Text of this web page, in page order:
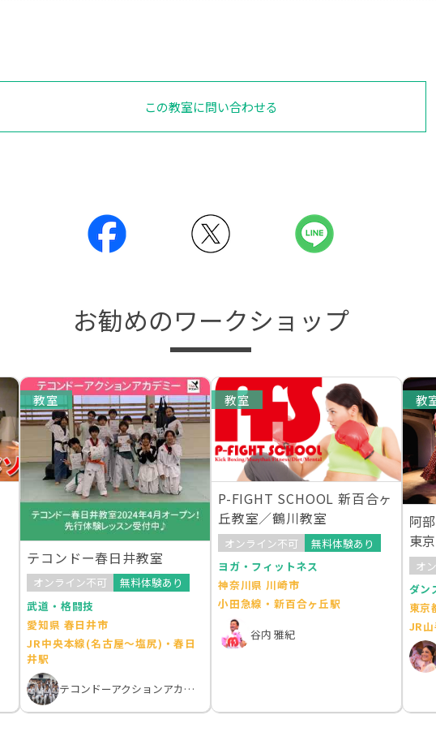
この教室に問い合わせる
お勧めのワークショップ
教室
テコンドー春日井教室
オンライン不可
無料体験あり
武道・格闘技
愛知県 春日井市
JR中央本線(名古屋～塩尻)・春日
井駅
テコンドーアクションアカデミーTAA
教室
P-FIGHT SCHOOL 新百合ヶ
丘教室／鶴川教室
オンライン不可
無料体験あり
ヨガ・フィットネス
神奈川県 川崎市
小田急線・新百合ヶ丘駅
谷内 雅紀
教
阿
東
オ
ダン
東京
JR